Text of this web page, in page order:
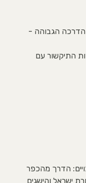
הגבוהה -
יסודות התיקשור עם
הדרך מהכפר